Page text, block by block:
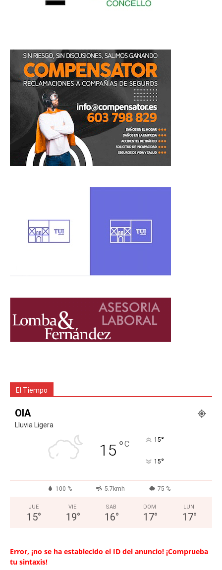
El Tiempo
OIA
Lluvia Ligera
15 °C 15°
15°
100 % 5.7kmh 75 %
JUE
15°
VIE
19°
SAB
16°
DOM
17°
LUN
17°
Error, ¡no se ha establecido el ID del anuncio! ¡Comprueba
tu sintaxis!